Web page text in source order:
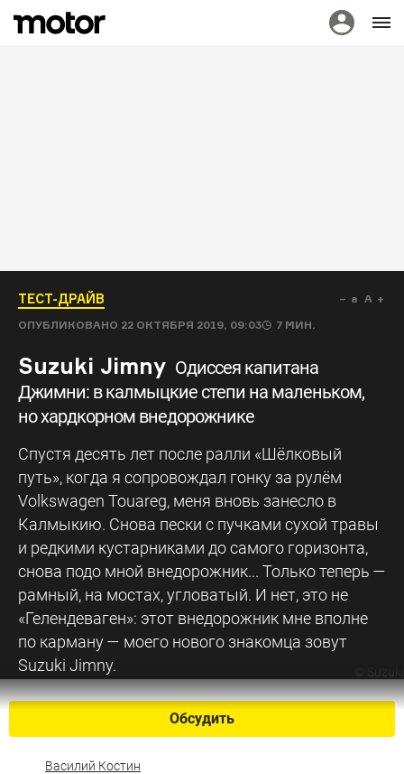
ТЕСТ-ДРАЙВ
ОПУБЛИКОВАНО 22 ОКТЯБРЯ 2019, 09:03 7 МИН.
a A
Suzuki Jimny Одиссея капитана
Джимни: в калмыцкие степи на маленьком,
но хардкорном внедорожнике
Спустя десять лет после ралли «Шёлковый
путь», когда я сопровождал гонку за рулём
Volkswagen Touareg, меня вновь занесло в
Калмыкию. Снова пески с пучками сухой травы
и редкими кустарниками до самого горизонта,
снова подо мной внедорожник... Только теперь —
рамный, на мостах, угловатый. И нет, это не
«Гелендеваген»: этот внедорожник мне вполне
по карману — моего нового знакомца зовут
Suzuki Jimny.
©
Обсудить
Василий Костин